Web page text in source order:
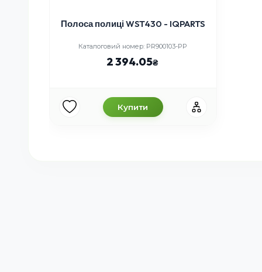
Полоса полиці WST430 - IQPARTS
Каталоговий номер: PR900103-PP
2 394.05
Купити